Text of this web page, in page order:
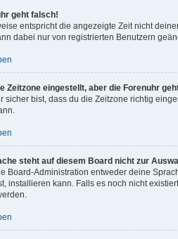
geht falsch!
entspricht die angezeigte Zeit nicht
dabei nur von registrierten Benutzern
Zeitzone eingestellt, aber die Forenuhr
sicher bist, dass du die Zeitzone richtig
steht auf diesem Board nicht zur
Board-Administration entweder deine
installieren kann. Falls es noch nicht